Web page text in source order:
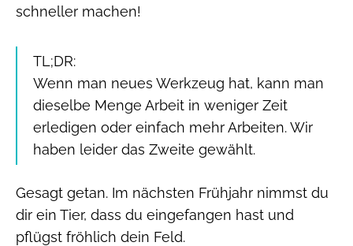
schneller machen!
TL;DR:
Wenn man neues Werkzeug hat, kann man
dieselbe Menge Arbeit in weniger Zeit
erledigen oder einfach mehr Arbeiten. Wir
haben leider das Zweite gewählt.
Gesagt getan. Im nächsten Frühjahr nimmst du
dir ein Tier, dass du eingefangen hast und
pflügst fröhlich dein Feld.